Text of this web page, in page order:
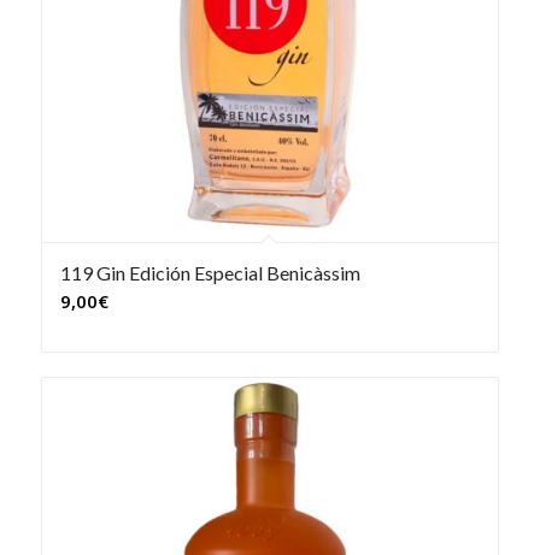
119 Gin Edición Especial Benicàssim
9,00€